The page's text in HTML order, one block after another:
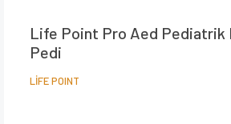
Life Point Pro Aed
Pedi
LİFE POINT